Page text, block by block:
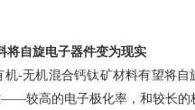
将自旋电子器件变为现实
无机混合钙钛矿材料有望将自
较高的电子极化率，和较长的